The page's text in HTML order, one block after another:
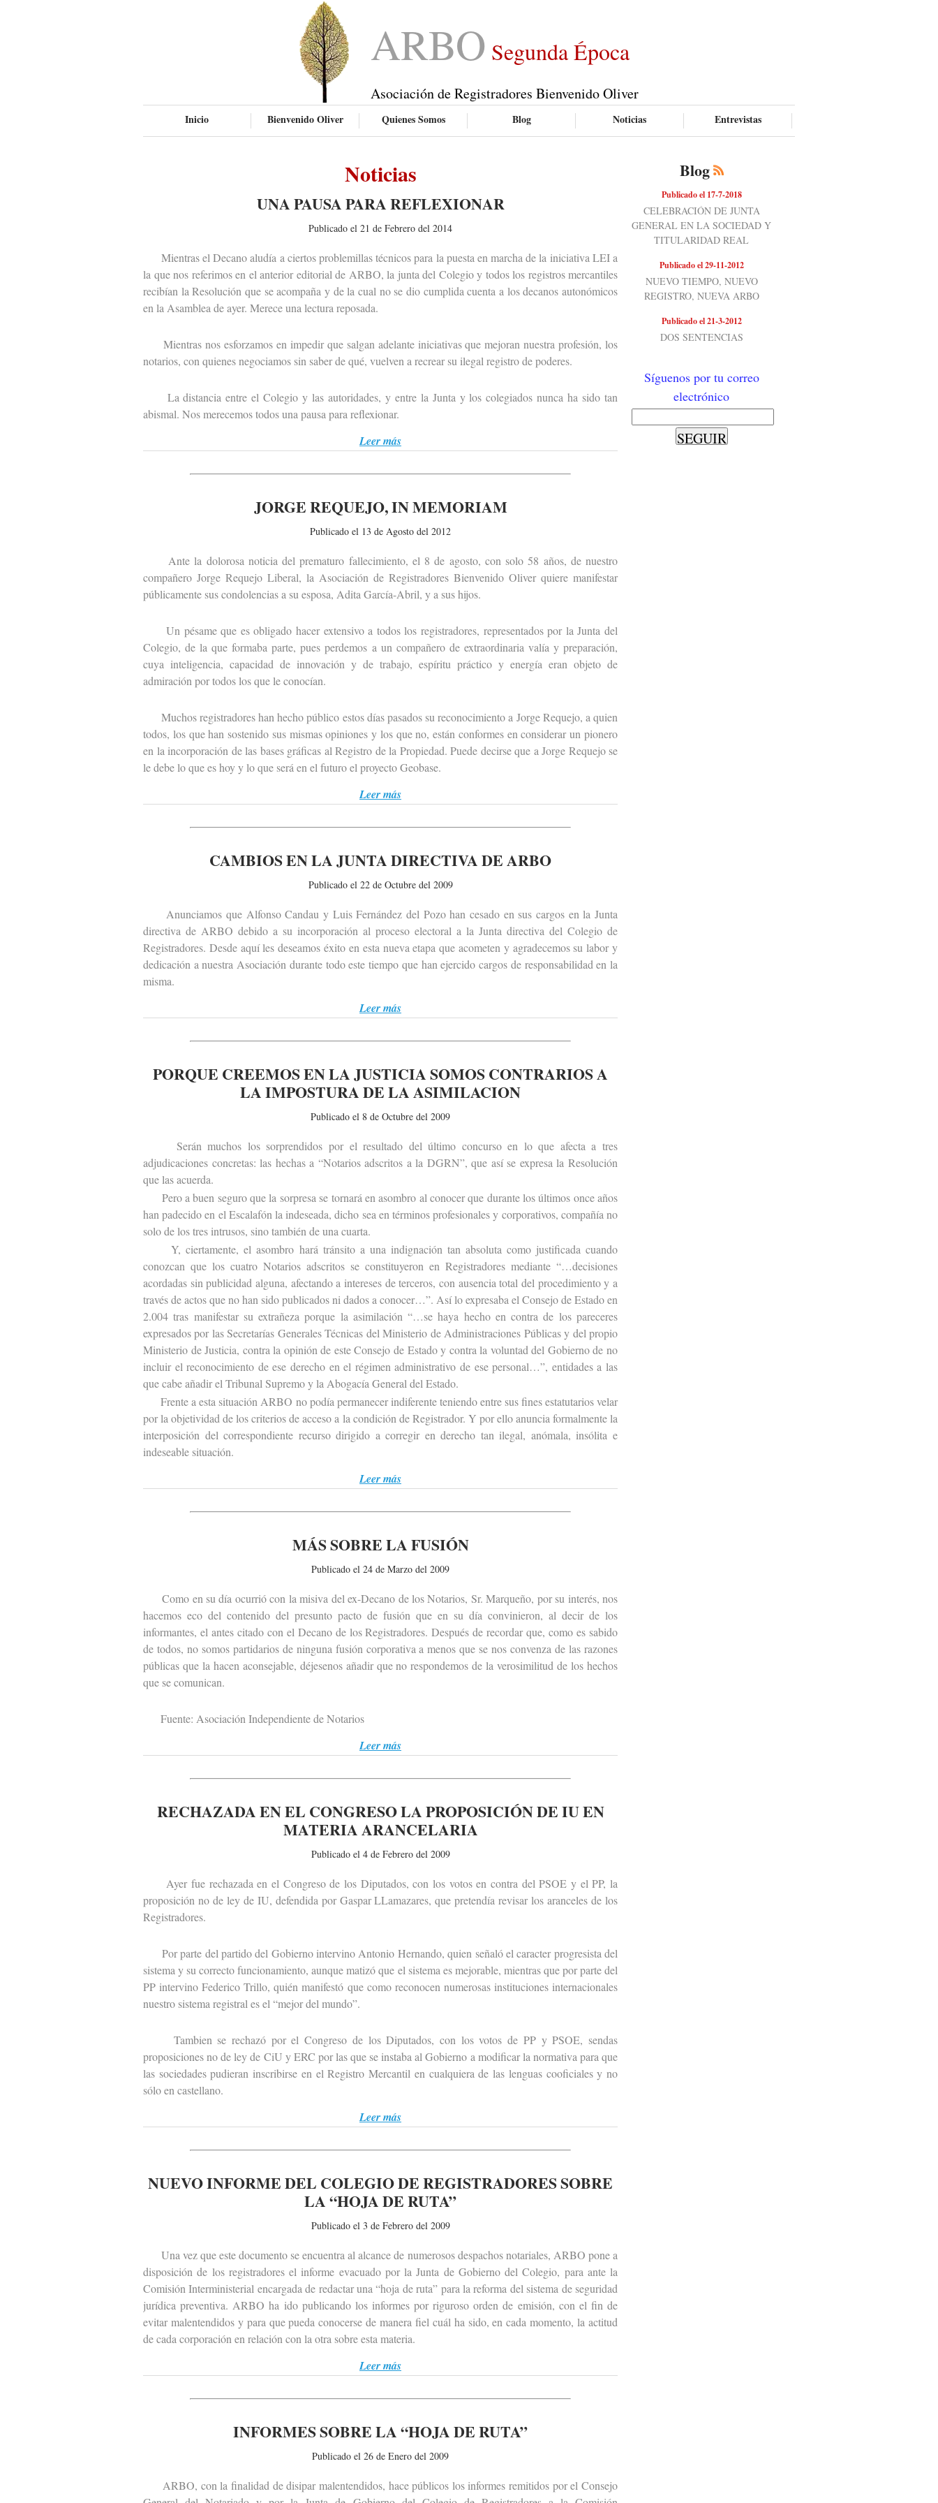
ARBO Segunda Época
Asociación de Registradores Bienvenido Oliver
Inicio Bienvenido Oliver Quienes Somos Blog Noticias Entrevistas
Noticias
UNA PAUSA PARA REFLEXIONAR
Publicado el 21 de Febrero del 2014
Mientras el Decano aludía a ciertos problemillas técnicos para la puesta en marcha de la iniciativa LEI a
la que nos referimos en el anterior editorial de ARBO, la junta del Colegio y todos los registros mercantiles
recibían la Resolución que se acompaña y de la cual no se dio cumplida cuenta a los decanos autonómicos
en la Asamblea de ayer. Merece una lectura reposada.
Mientras nos esforzamos en impedir que salgan adelante iniciativas que mejoran nuestra profesión, los
notarios, con quienes negociamos sin saber de qué, vuelven a recrear su ilegal registro de poderes.
La distancia entre el Colegio y las autoridades, y entre la Junta y los colegiados nunca ha sido tan
abismal. Nos merecemos todos una pausa para reflexionar.
Leer más
JORGE REQUEJO, IN MEMORIAM
Publicado el 13 de Agosto del 2012
Ante la dolorosa noticia del prematuro fallecimiento, el 8 de agosto, con solo 58 años, de nuestro
compañero Jorge Requejo Liberal, la Asociación de Registradores Bienvenido Oliver quiere manifestar
públicamente sus condolencias a su esposa, Adita García-Abril, y a sus hijos.
Un pésame que es obligado hacer extensivo a todos los registradores, representados por la Junta del
Colegio, de la que formaba parte, pues perdemos a un compañero de extraordinaria valía y preparación,
cuya inteligencia, capacidad de innovación y de trabajo, espíritu práctico y energía eran objeto de
admiración por todos los que le conocían.
Muchos registradores han hecho público estos días pasados su reconocimiento a Jorge Requejo, a quien
todos, los que han sostenido sus mismas opiniones y los que no, están conformes en considerar un pionero
en la incorporación de las bases gráficas al Registro de la Propiedad. Puede decirse que a Jorge Requejo se
le debe lo que es hoy y lo que será en el futuro el proyecto Geobase.
Leer más
CAMBIOS EN LA JUNTA DIRECTIVA DE ARBO
Publicado el 22 de Octubre del 2009
Anunciamos que Alfonso Candau y Luis Fernández del Pozo han cesado en sus cargos en la Junta
directiva de ARBO debido a su incorporación al proceso electoral a la Junta directiva del Colegio de
Registradores. Desde aquí les deseamos éxito en esta nueva etapa que acometen y agradecemos su labor y
dedicación a nuestra Asociación durante todo este tiempo que han ejercido cargos de responsabilidad en la
misma.
Leer más
PORQUE CREEMOS EN LA JUSTICIA SOMOS CONTRARIOS A
LA IMPOSTURA DE LA ASIMILACION
Publicado el 8 de Octubre del 2009
Serán muchos los sorprendidos por el resultado del último concurso en lo que afecta a tres
adjudicaciones concretas: las hechas a “Notarios adscritos a la DGRN”, que así se expresa la Resolución
que las acuerda.
Pero a buen seguro que la sorpresa se tornará en asombro al conocer que durante los últimos once años
han padecido en el Escalafón la indeseada, dicho sea en términos profesionales y corporativos, compañía no
solo de los tres intrusos, sino también de una cuarta.
Y, ciertamente, el asombro hará tránsito a una indignación tan absoluta como justificada cuando
conozcan que los cuatro Notarios adscritos se constituyeron en Registradores mediante “…decisiones
acordadas sin publicidad alguna, afectando a intereses de terceros, con ausencia total del procedimiento y a
través de actos que no han sido publicados ni dados a conocer…”. Así lo expresaba el Consejo de Estado en
2.004 tras manifestar su extrañeza porque la asimilación “…se haya hecho en contra de los pareceres
expresados por las Secretarías Generales Técnicas del Ministerio de Administraciones Públicas y del propio
Ministerio de Justicia, contra la opinión de este Consejo de Estado y contra la voluntad del Gobierno de no
incluir el reconocimiento de ese derecho en el régimen administrativo de ese personal…”, entidades a las
que cabe añadir el Tribunal Supremo y la Abogacía General del Estado.
Frente a esta situación ARBO no podía permanecer indiferente teniendo entre sus fines estatutarios velar
por la objetividad de los criterios de acceso a la condición de Registrador. Y por ello anuncia formalmente la
interposición del correspondiente recurso dirigido a corregir en derecho tan ilegal, anómala, insólita e
indeseable situación.
Leer más
MÁS SOBRE LA FUSIÓN
Publicado el 24 de Marzo del 2009
Como en su día ocurrió con la misiva del ex-Decano de los Notarios, Sr. Marqueño, por su interés, nos
hacemos eco del contenido del presunto pacto de fusión que en su día convinieron, al decir de los
informantes, el antes citado con el Decano de los Registradores. Después de recordar que, como es sabido
de todos, no somos partidarios de ninguna fusión corporativa a menos que se nos convenza de las razones
públicas que la hacen aconsejable, déjesenos añadir que no respondemos de la verosimilitud de los hechos
que se comunican.
Fuente: Asociación Independiente de Notarios
Leer más
RECHAZADA EN EL CONGRESO LA PROPOSICIÓN DE IU EN
MATERIA ARANCELARIA
Publicado el 4 de Febrero del 2009
Ayer fue rechazada en el Congreso de los Diputados, con los votos en contra del PSOE y el PP, la
proposición no de ley de IU, defendida por Gaspar LLamazares, que pretendía revisar los aranceles de los
Registradores.
Por parte del partido del Gobierno intervino Antonio Hernando, quien señaló el caracter progresista del
sistema y su correcto funcionamiento, aunque matizó que el sistema es mejorable, mientras que por parte del
PP intervino Federico Trillo, quién manifestó que como reconocen numerosas instituciones internacionales
nuestro sistema registral es el “mejor del mundo”.
Tambien se rechazó por el Congreso de los Diputados, con los votos de PP y PSOE, sendas
proposiciones no de ley de CiU y ERC por las que se instaba al Gobierno a modificar la normativa para que
las sociedades pudieran inscribirse en el Registro Mercantil en cualquiera de las lenguas cooficiales y no
sólo en castellano.
Leer más
NUEVO INFORME DEL COLEGIO DE REGISTRADORES SOBRE
LA “HOJA DE RUTA”
Publicado el 3 de Febrero del 2009
Una vez que este documento se encuentra al alcance de numerosos despachos notariales, ARBO pone a
disposición de los registradores el informe evacuado por la Junta de Gobierno del Colegio, para ante la
Comisión Interministerial encargada de redactar una “hoja de ruta” para la reforma del sistema de seguridad
jurídica preventiva. ARBO ha ido publicando los informes por riguroso orden de emisión, con el fin de
evitar malentendidos y para que pueda conocerse de manera fiel cuál ha sido, en cada momento, la actitud
de cada corporación en relación con la otra sobre esta materia.
Leer más
INFORMES SOBRE LA “HOJA DE RUTA”
Publicado el 26 de Enero del 2009
ARBO, con la finalidad de disipar malentendidos, hace públicos los informes remitidos por el Consejo
Blog
Publicado el 17-7-2018
CELEBRACIÓN DE JUNTA
GENERAL EN LA SOCIEDAD Y
TITULARIDAD REAL
Publicado el 29-11-2012
NUEVO TIEMPO, NUEVO
REGISTRO, NUEVA ARBO
Publicado el 21-3-2012
DOS SENTENCIAS
Síguenos por tu correo
electrónico